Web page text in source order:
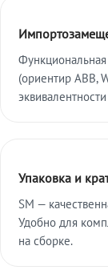
(ориентир ABB,
Упаковка и
SM —
Удобно для
на сборке.